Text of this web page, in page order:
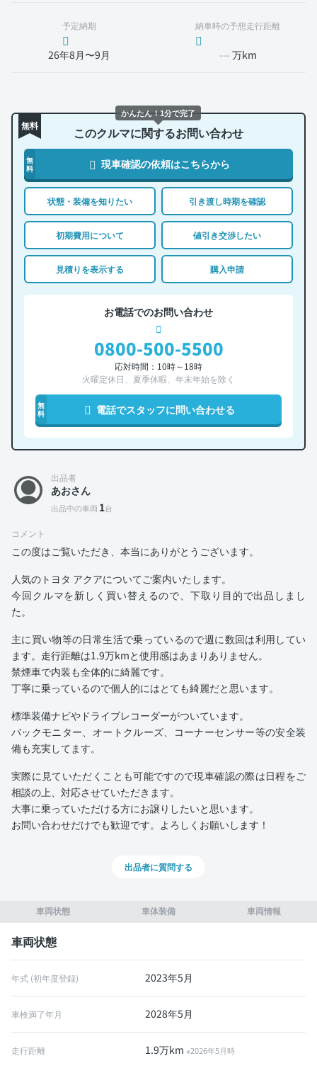
予定納期
26年8月〜9月
納車時の予想走行距離
--- 万km
無料 このクルマに関するお問い合わせ
無
料
現車確認の依頼はこちらから
状態・装備を知りたい 引き渡し時期を確認
初期費用について 値引き交渉したい
見積りを表示する 購入申請
お電話でのお問い合わせ
0800-500-5500
応対時間：10時～18時
火曜定休日、夏季休暇、年末年始を除く
無
料
電話でスタッフに問い合わせる
車両状態 車体装備 車両情報
車両状態
年式 (初年度登録) 2023年5月
車検満了年月 2028年5月
走行距離 1.9万km※2026年5月時
出品者
あおさん
出品中の車両 1台
コメント
この度はご覧いただき、本当にありがとうございます。
人気のトヨタ アクアについてご案内いたします。
今回クルマを新しく買い替えるので、下取り目的で出品しまし
た。
主に買い物等の日常生活で乗っているので週に数回は利用してい
ます。走行距離は1.9万kmと使用感はあまりありません。
禁煙車で内装も全体的に綺麗です。
丁寧に乗っているので個人的にはとても綺麗だと思います。
標準装備ナビやドライブレコーダーがついています。
バックモニター、オートクルーズ、コーナーセンサー等の安全装
備も充実してます。
実際に見ていただくことも可能ですので現車確認の際は日程をご
相談の上、対応させていただきます。
大事に乗っていただける方にお譲りしたいと思います。
お問い合わせだけでも歓迎です。よろしくお願いします！
出品者に質問する
かんたん！1分で完了